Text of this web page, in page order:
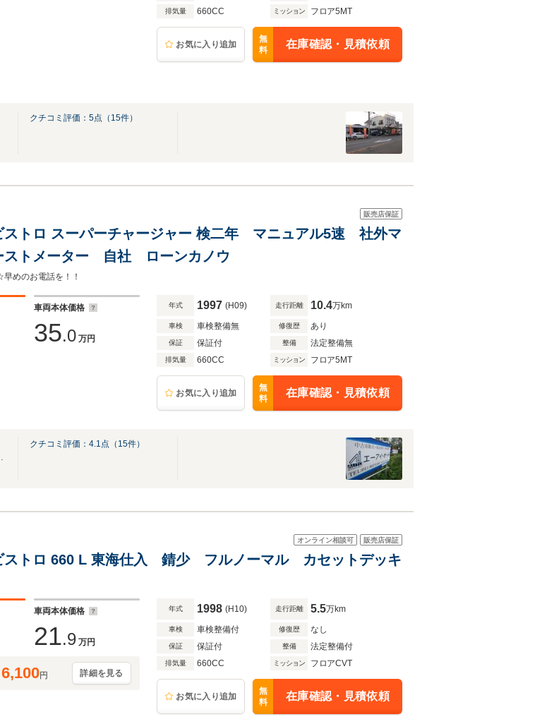
排気量 660CC ミッション フロア5MT
お気に入り追加
無
料
在庫確認・見積依頼
クチコミ評価： 5点（ 15件）
販売店保証
ストロ スーパーチャージャー 検二年 マニュアル5速 社外マ
トメーター 自社 ローンカノウ
めのお電話を！！
車両本体価格
35.0 万円
年式 1997 (H09) 走行距離 10.4万km
車検 車検整備無 修復歴 あり
保証 保証付 整備 法定整備無
排気量 660CC ミッション フロア5MT
お気に入り追加
無
料
在庫確認・見積依頼
をご提供します。
クチコミ評価： 4.1点（ 15件）
オンライン相談可 販売店保証
ストロ 660 L 東海仕入 錆少 フルノーマル カセットデッキ
車両本体価格
21.9 万円
6,100円 詳細を見る
年式 1998 (H10) 走行距離 5.5万km
車検 車検整備付 修復歴 なし
保証 保証付 整備 法定整備付
排気量 660CC ミッション フロアCVT
お気に入り追加
無
料
在庫確認・見積依頼